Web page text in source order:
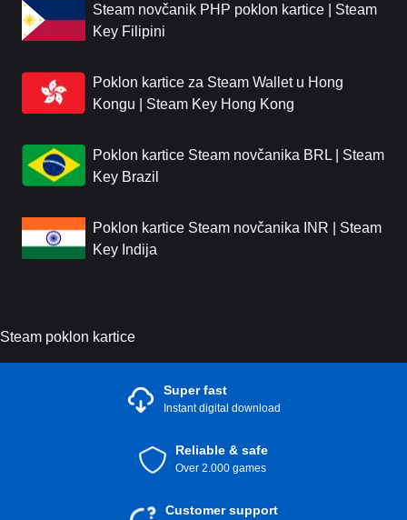
Steam novčanik PHP poklon kartice | Steam
Key Filipini
Poklon kartice za Steam Wallet u Hong
Kongu | Steam Key Hong Kong
Poklon kartice Steam novčanika BRL | Steam
Key Brazil
Poklon kartice Steam novčanika INR | Steam
Key Indija
Steam poklon kartice
Super fast
Instant digital download
Reliable & safe
Over 2.000 games
Customer support